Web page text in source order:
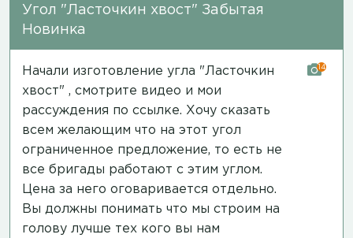
Угол "Ласточкин хвост" Забытая
Новинка
Начали изготовление угла "Ласточкин
хвост" , смотрите видео и мои
рассуждения по ссылке. Хочу сказать
всем желающим что на этот угол
ограниченное предложение, то есть не
все бригады работают с этим углом.
Цена за него оговаривается отдельно.
Вы должны понимать что мы строим на
голову лучше тех кого вы нам
14